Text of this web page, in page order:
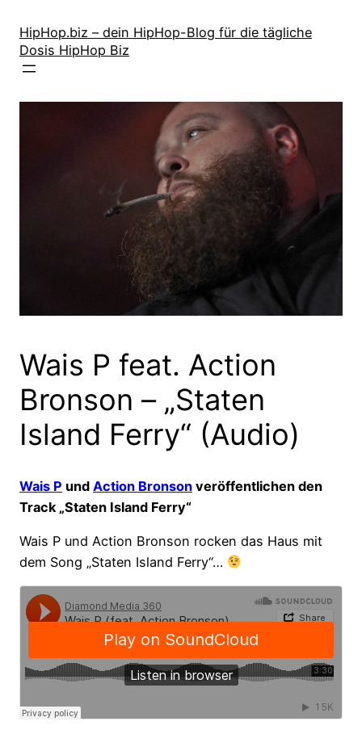
Inhalt
springen
HipHop.biz – dein HipHop-Blog für die tägliche
Dosis HipHop Biz
Wais P feat. Action
Bronson – „Staten
Island Ferry“ (Audio)
Wais P und Action Bronson veröffentlichen den
Track „Staten Island Ferry“
Wais P und Action Bronson rocken das Haus mit
dem Song „Staten Island Ferry“…